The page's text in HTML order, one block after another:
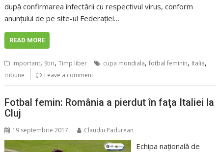
după confirmarea infectării cu respectivul virus, conform
anunțului de pe site-ul Federației…
READ MORE
Important, Stiri,Timp liber cupa mondiala,fotbal feminin, Italia,
tribune Leave a comment
Fotbal femin: România a pierdut în faţa Italiei la
Cluj
19 septembrie 2017 Claudiu Padurean
Echipa naţională de